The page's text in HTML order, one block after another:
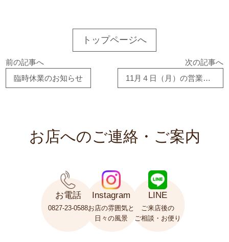
トップページへ
前の記事へ
臨時休業のお知らせ
次の記事へ
11月４日（月）の営業時間について
お店へのご連絡・ご案内
お電話
0827-23-0588
Instagram
お店の雰囲気と
日々の風景
LINE
ご来店後の
ご相談・お便り